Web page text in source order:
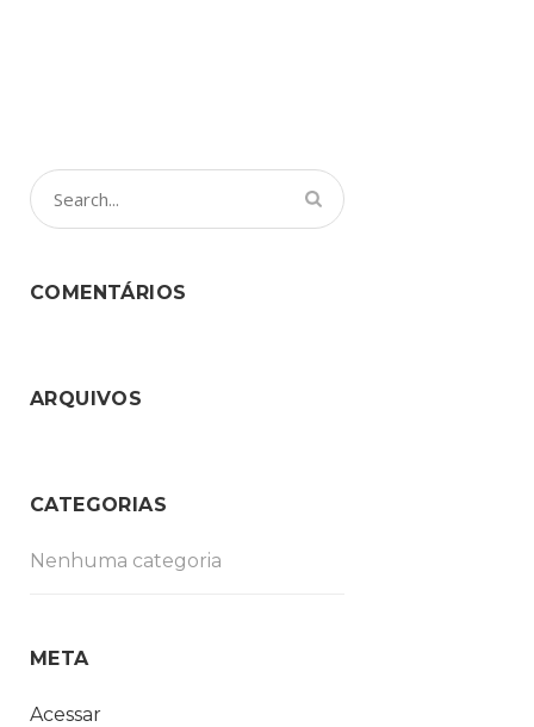
COMENTÁRIOS
ARQUIVOS
CATEGORIAS
Nenhuma categoria
META
Acessar